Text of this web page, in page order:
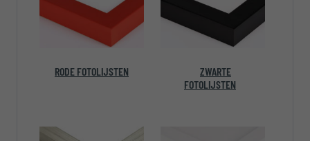
RODE FOTOLIJSTEN
ZWARTE
FOTOLIJSTEN